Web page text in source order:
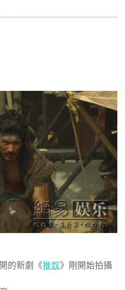
的新劇《推奴》剛開始拍攝